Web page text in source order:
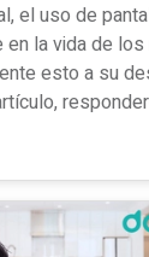
el uso de
la vida de los
esto a su